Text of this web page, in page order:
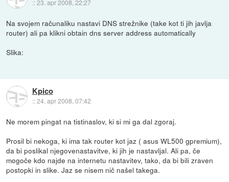
::23. apr 2008, 22:27
Na svojem računaliku nastavi DNS strežnike (take kot ti jih javlja
router) ali pa klikni obtain dns server address automatically
Slika:
Kpico
::24. apr 2008, 07:42
Ne morem pingat na tistinaslov, ki si mi ga dal zgoraj.
Prosil bi nekoga, ki ima tak router kot jaz ( asus WL500 gpremium),
da bi poslikal njegovenastavitve, ki jih je nastavljal. Ali pa, če
mogoče kdo najde na internetu nastavitev, tako, da bi bili zraven
postopki in slike. Jaz se nisem nič našel takega.